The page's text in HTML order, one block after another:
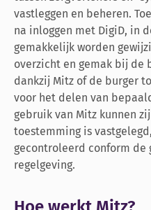
vastleggen en beheren.
na inloggen met DigiD, in
gemakkelijk worden
overzicht en gemak bij de
dankzij Mitz of de burger
voor het delen van
gebruik van Mitz kunnen
toestemming is
gecontroleerd conform de
regelgeving.